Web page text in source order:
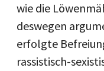
wie die
deswegen
erfolgte
rassistisch-